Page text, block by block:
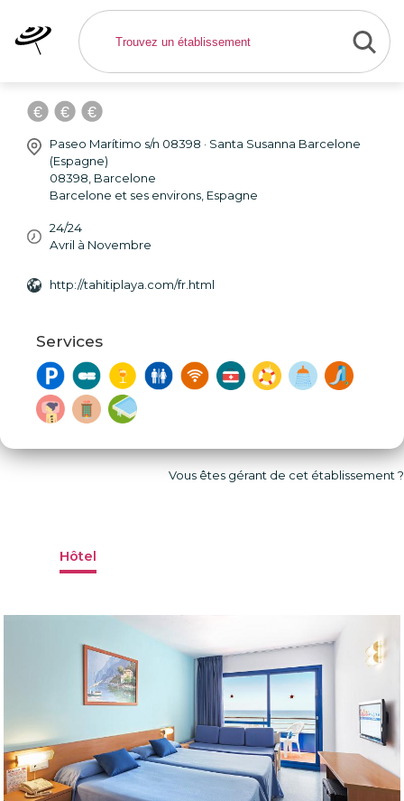
Hotel Tahiti Playa****S -
Hôtel Barcelone
Paseo Marítimo s/n 08398 · Santa Susanna Barcelone
(Espagne)
08398 Barcelone
Barcelone et ses environs Espagne
24/24
Avril à Novembre
http://tahitiplaya.com/fr.html
Services
Vous êtes gérant de cet établissement ?
Hôtel